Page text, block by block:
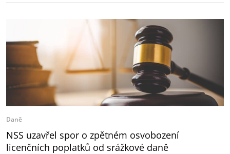
Daně
NSS uzavřel spor o zpětném osvobození
licenčních poplatků od srážkové daně